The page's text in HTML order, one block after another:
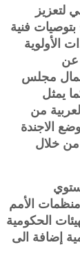
لتعزيز
فنية
الأولوية
عن
مجلس
يمثل
من
الاجندة
من خلال
الأمم
الحكومية
إضافة الى